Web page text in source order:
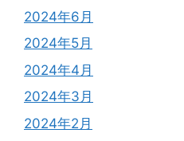
2024年6月
2024年5月
2024年4月
2024年3月
2024年2月